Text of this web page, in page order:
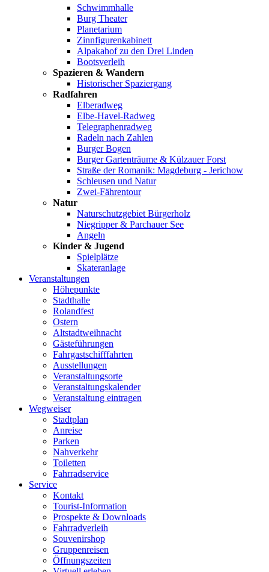
Schwimmhalle
Burg Theater
Planetarium
Zinnfigurenkabinett
Alpakahof zu den Drei Linden
Bootsverleih
Spazieren & Wandern
Historischer Spaziergang
Radfahren
Elberadweg
Elbe-Havel-Radweg
Telegraphenradweg
Radeln nach Zahlen
Burger Bogen
Burger Gartenträume & Külzauer Forst
Straße der Romanik: Magdeburg - Jerichow
Schleusen und Natur
Zwei-Fährentour
Natur
Naturschutzgebiet Bürgerholz
Niegripper & Parchauer See
Angeln
Kinder & Jugend
Spielplätze
Skateranlage
Veranstaltungen
Höhepunkte
Stadthalle
Rolandfest
Ostern
Altstadtweihnacht
Gästeführungen
Fahrgastschifffahrten
Ausstellungen
Veranstaltungsorte
Veranstaltungskalender
Veranstaltung eintragen
Wegweiser
Stadtplan
Anreise
Parken
Nahverkehr
Toiletten
Fahrradservice
Service
Kontakt
Tourist-Information
Prospekte & Downloads
Fahrradverleih
Souvenirshop
Gruppenreisen
Öffnungszeiten